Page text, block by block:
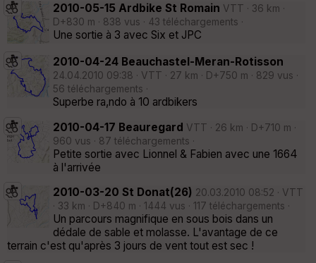
2010-05-15 Ardbike St Romain VTT · 36 km ·
D+830 m · 838 vus · 43 téléchargements ·
Une sortie à 3 avec Six et JPC
2010-04-24 Beauchastel-Meran-Rotisson
24.04.2010 09:38 · VTT · 27 km · D+750 m · 829 vus ·
56 téléchargements ·
Superbe ra,ndo à 10 ardbikers
2010-04-17 Beauregard VTT · 26 km · D+710 m ·
960 vus · 87 téléchargements ·
Petite sortie avec Lionnel & Fabien avec une 1664
à l'arrivée
2010-03-20 St Donat(26) 20.03.2010 08:52 · VTT
· 33 km · D+840 m · 1444 vus · 117 téléchargements ·
Un parcours magnifique en sous bois dans un
dédale de sable et molasse. L'avantage de ce
terrain c'est qu'après 3 jours de vent tout est sec !